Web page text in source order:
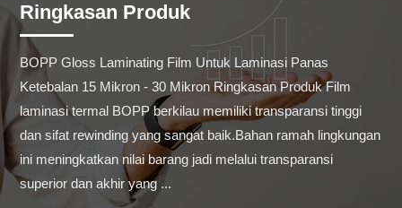
Ringkasan Produk
BOPP Gloss Laminating Film Untuk Laminasi Panas
Ketebalan 15 Mikron - 30 Mikron Ringkasan Produk Film
laminasi termal BOPP berkilau memiliki transparansi tinggi
dan sifat rewinding yang sangat baik.Bahan ramah lingkungan
ini meningkatkan nilai barang jadi melalui transparansi
superior dan akhir yang ...